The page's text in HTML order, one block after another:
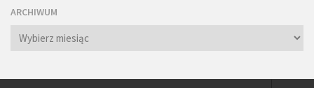
ARCHIWUM
Archiwum